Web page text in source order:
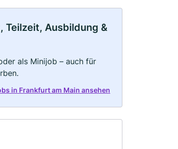
Teilzeit, Ausbildung &
als Minijob – auch für
in Frankfurt am Main ansehen